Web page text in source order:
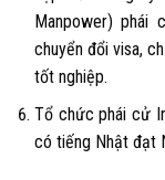
Manpower) phái
chuyển đổi visa,
tốt nghiệp.
Tổ chức phái cử
có tiếng Nhật đạt